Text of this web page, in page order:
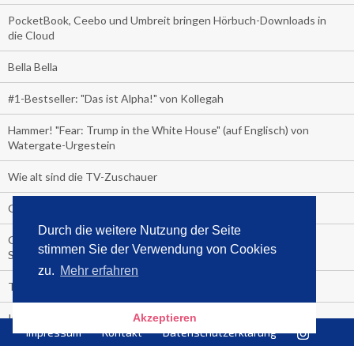
Durch die weitere Nutzung der Seite
stimmen Sie der Verwendung von Cookies
zu. Mehr erfahren
Akzeptieren
PocketBook, Ceebo und Umbreit bringen Hörbuch-Downloads in
die Cloud
Bella Bella
#1-Bestseller: "Das ist Alpha!" von Kollegah
Hammer! "Fear: Trump in the White House" (auf Englisch) von
Watergate-Urgestein
Wie alt sind die TV-Zuschauer
Geisterfahrer auf Überholspur
Gegen Einsamkeit: Single-Haushalte schauen täglich fast 6
Stunden TV
TV-Quote:
Italienisches Kochbuch schießt auf Nummer 1 in Deutschland,
Österreich und Schweiz
Impressum Kontakt Datenschutzerklärung